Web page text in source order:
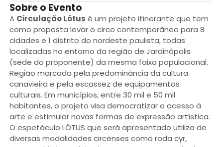
Sobre o Evento
A Circulação Lótus é um projeto itinerante que tem
como proposta levar o circo contemporâneo para 8
cidades e 1 distrito do nordeste paulista, todas
localizadas no entorno da região de Jardinópolis
(sede do proponente) da mesma faixa populacional.
Região marcada pela predominância da cultura
canavieira e pela escassez de equipamentos
culturais. Em municípios, entre 30 mil e 50 mil
habitantes, o projeto visa democratizar o acesso à
arte e estimular novas formas de expressão artística.
O espetáculo LÓTUS que será apresentado utiliza de
diversas modalidades circenses como roda cyr,